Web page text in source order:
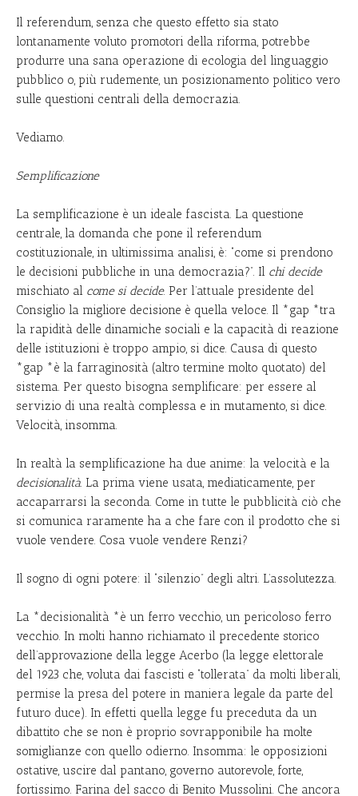
Il referendum, senza che questo effetto sia stato
lontanamente voluto promotori della riforma, potrebbe
produrre una sana operazione di ecologia del linguaggio
pubblico o, più rudemente, un posizionamento politico vero
sulle questioni centrali della democrazia.
Vediamo.
Semplificazione
La semplificazione è un ideale fascista. La questione
centrale, la domanda che pone il referendum
costituzionale, in ultimissima analisi, è: “come si prendono
le decisioni pubbliche in una democrazia?”. Il chi decide
mischiato al come si decide. Per l’attuale presidente del
Consiglio la migliore decisione è quella veloce. Il *gap *tra
la rapidità delle dinamiche sociali e la capacità di reazione
delle istituzioni è troppo ampio, si dice. Causa di questo
*gap *è la farraginosità (altro termine molto quotato) del
sistema. Per questo bisogna semplificare: per essere al
servizio di una realtà complessa e in mutamento, si dice.
Velocità, insomma.
In realtà la semplificazione ha due anime: la velocità e la
decisionalità. La prima viene usata, mediaticamente, per
accaparrarsi la seconda. Come in tutte le pubblicità ciò che
si comunica raramente ha a che fare con il prodotto che si
vuole vendere. Cosa vuole vendere Renzi?
Il sogno di ogni potere: il “silenzio” degli altri. L’assolutezza.
La *decisionalità *è un ferro vecchio, un pericoloso ferro
vecchio. In molti hanno richiamato il precedente storico
dell’approvazione della legge Acerbo (la legge elettorale
del 1923 che, voluta dai fascisti e “tollerata” da molti liberali,
permise la presa del potere in maniera legale da parte del
futuro duce). In effetti quella legge fu preceduta da un
dibattito che se non è proprio sovrapponibile ha molte
somiglianze con quello odierno. Insomma: le opposizioni
ostative, uscire dal pantano, governo autorevole, forte,
fortissimo. Farina del sacco di Benito Mussolini. Che ancora